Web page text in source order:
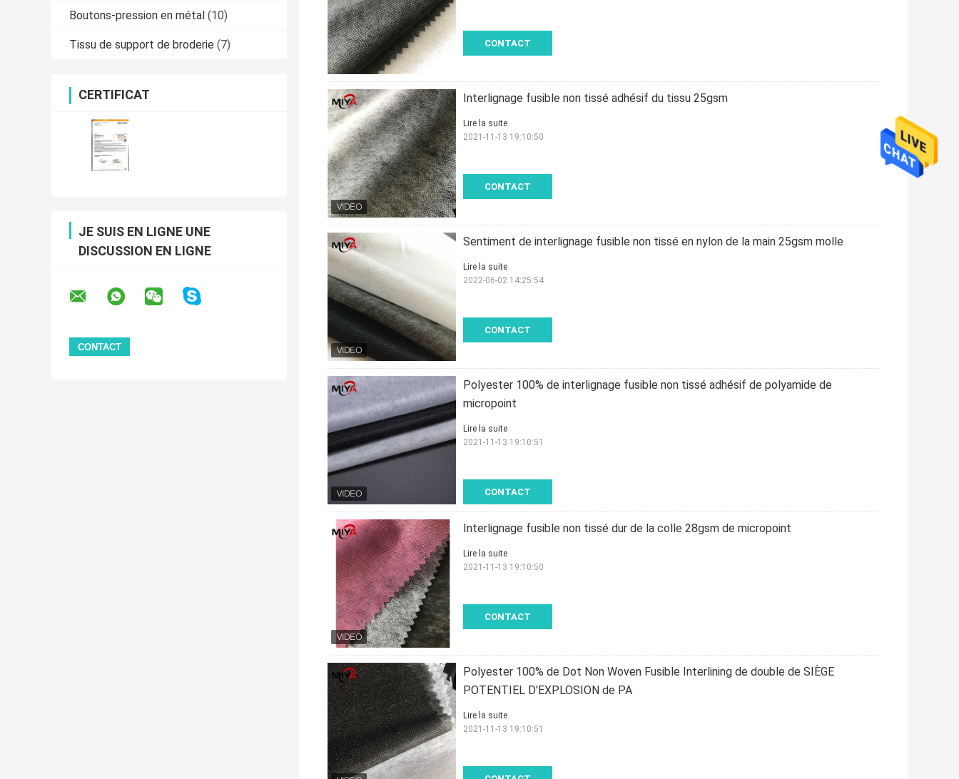
Boutons-pression en métal (10)
Tissu de support de broderie (7)
CERTIFICAT
JE SUIS EN LIGNE UNE
DISCUSSION EN LIGNE
CONTACT
Interlignage fusible non tissé adhésif du tissu 25gsm
CONTACT
Lire la suite
2021-11-13 19:10:50
Sentiment de interlignage fusible non tissé en nylon de la main 25gsm molle
CONTACT
Lire la suite
2022-06-02 14:25:54
Polyester 100% de interlignage fusible non tissé adhésif de polyamide de
micropoint
CONTACT
Lire la suite
2021-11-13 19:10:51
Interlignage fusible non tissé dur de la colle 28gsm de micropoint
CONTACT
Lire la suite
2021-11-13 19:10:50
Polyester 100% de Dot Non Woven Fusible Interlining de double de SIÈGE
POTENTIEL D'EXPLOSION de PA
Lire la suite
2021-11-13 19:10:51